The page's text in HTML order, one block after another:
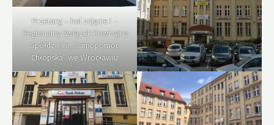
Przetarg – hol zdjęcie I –
Regionalny Związek Rewizyjny
Spółdzielni „Samopomoc
Chłopska” we Wrocławiu